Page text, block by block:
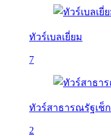
ทัวร์เบลเยี่ยม
7
ทัวร์สาธารณรัฐเช็ก
2